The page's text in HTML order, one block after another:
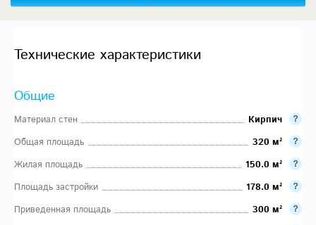
Технические характеристики
Общие
Материал стен
Кирпич
Общая площадь
320 м²
Жилая площадь
150.0 м²
Площадь застройки
178.0 м²
Приведенная площадь
300 м²